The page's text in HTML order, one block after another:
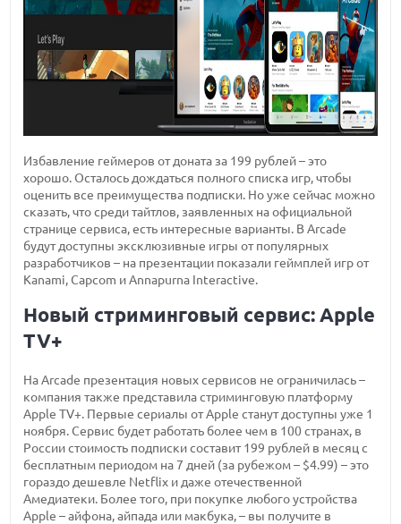
Избавление геймеров от доната за 199 рублей – это
хорошо. Осталось дождаться полного списка игр, чтобы
оценить все преимущества подписки. Но уже сейчас можно
сказать, что среди тайтлов, заявленных на официальной
странице сервиса, есть интересные варианты. В Arcade
будут доступны эксклюзивные игры от популярных
разработчиков – на презентации показали геймплей игр от
Kanami, Capcom и Annapurna Interactive.
Новый стриминговый сервис: Apple
TV+
На Arcade презентация новых сервисов не ограничилась –
компания также представила стриминговую платформу
Apple TV+. Первые сериалы от Apple станут доступны уже 1
ноября. Сервис будет работать более чем в 100 странах, в
России стоимость подписки составит 199 рублей в месяц с
бесплатным периодом на 7 дней (за рубежом – $4.99) – это
гораздо дешевле Netflix и даже отечественной
Амедиатеки. Более того, при покупке любого устройства
Apple – айфона, айпада или макбука, – вы получите в